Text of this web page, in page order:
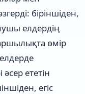
біріншіден,
елдердің
өмір
ететін
егіс